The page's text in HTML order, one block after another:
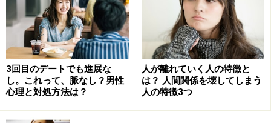
3回目のデートでも進展な
し。これって、脈なし？男性
心理と対処方法は？
人が離れていく人の特徴と
は？ 人間関係を壊してしまう
人の特徴3つ